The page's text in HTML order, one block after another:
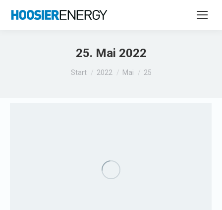
25. Mai 2022
Sie befinden sich hier:
Start 2022 Mai 25